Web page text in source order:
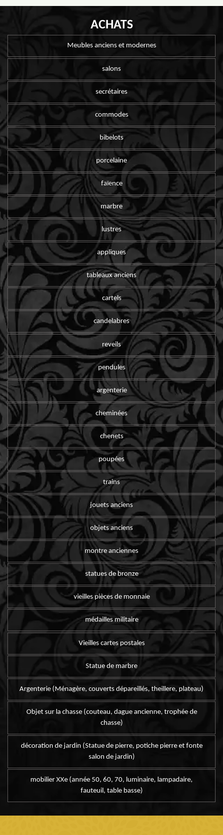
ACHATS
Meubles anciens et modernes
salons
secrétaires
commodes
bibelots
porcelaine
faïence
marbre
lustres
appliques
tableaux anciens
cartels
candelabres
reveils
pendules
argenterie
cheminées
chenets
poupées
trains
jouets anciens
objets anciens
montre anciennes
statues de bronze
vieilles pièces de monnaie
médailles militaire
Vieilles cartes postales
Statue de marbre
Argenterie (Ménagère, couverts dépareillés, theillere, plateau)
Objet sur la chasse (couteau, dague ancienne, trophée de
chasse)
décoration de jardin (Statue de pierre, potiche pierre et fonte
salon de jardin)
mobilier XXe (année 50, 60, 70, luminaire, lampadaire,
fauteuil, table basse)